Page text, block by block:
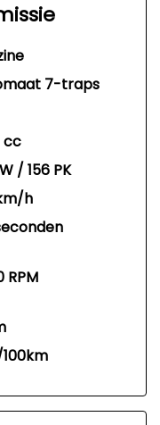
7-traps
cc
/ 156 PK
h
RPM